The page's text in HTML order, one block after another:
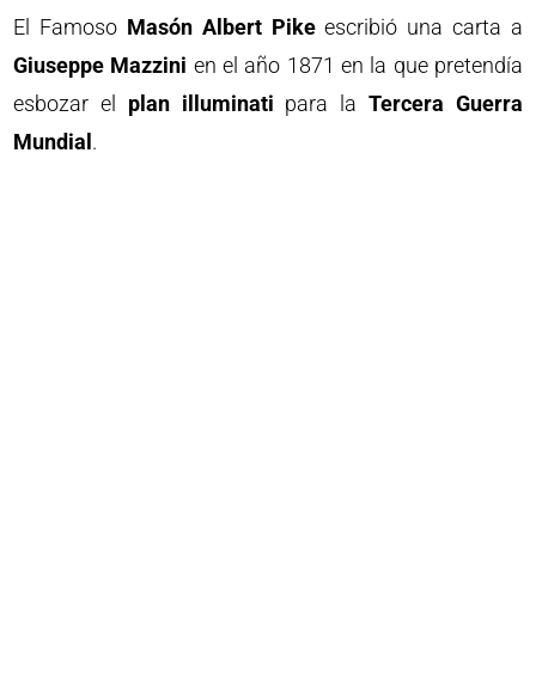
El Famoso Masón Albert Pikeescribió una carta a
Giuseppe Mazzini en el año 1871 en la que pretendía
esbozar el plan illuminati para laTercera Guerra
Mundial .